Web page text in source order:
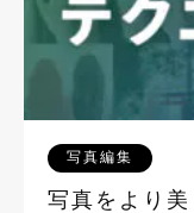
写真編集
写真をより